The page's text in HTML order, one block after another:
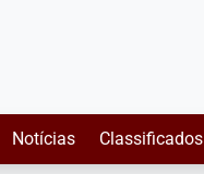
Notícias Classificados